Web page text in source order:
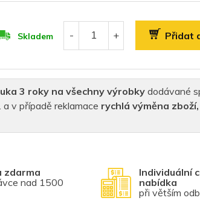
zdarma
nad 1500
Individuální
nabídka
při větším
3 roky na všechny výrobky dodávané
a v případě reklamace rychlá výměna
Skladem Přidat